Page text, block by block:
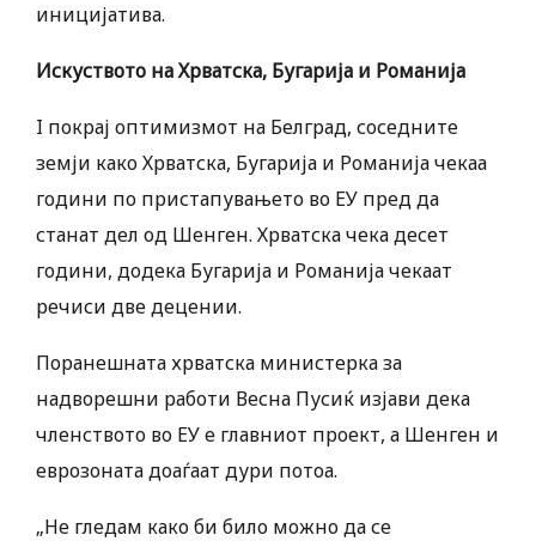
иницијатива.
Искуството на Хрватска, Бугарија и Романија
I покрај оптимизмот на Белград, соседните
земји како Хрватска, Бугарија и Романија чекаа
години по пристапувањето во ЕУ пред да
станат дел од Шенген. Хрватска чека десет
години, додека Бугарија и Романија чекаат
речиси две децении.
Поранешната хрватска министерка за
надворешни работи Весна Пусиќ изјави дека
членството во ЕУ е главниот проект, а Шенген и
еврозоната доаѓаат дури потоа.
„Не гледам како би било можно да се